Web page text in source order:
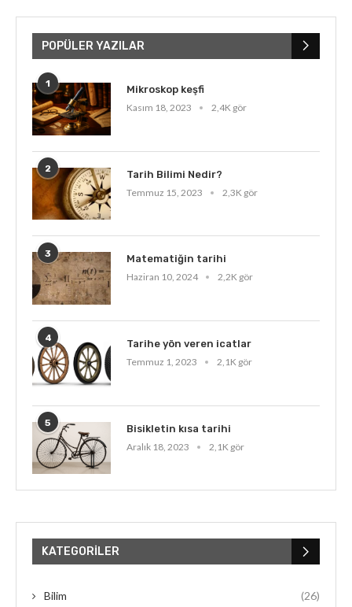
POPÜLER YAZILAR
1
Mikroskop keşfi
Kasım 18, 2023
2,4K gör
2
Tarih Bilimi Nedir?
Temmuz 15, 2023
2,3K gör
3
Matematiğin tarihi
Haziran 10, 2024
2,2K gör
4
Tarihe yön veren icatlar
Temmuz 1, 2023
2,1K gör
5
Bisikletin kısa tarihi
Aralık 18, 2023
2,1K gör
KATEGORILER
Bilim (26)